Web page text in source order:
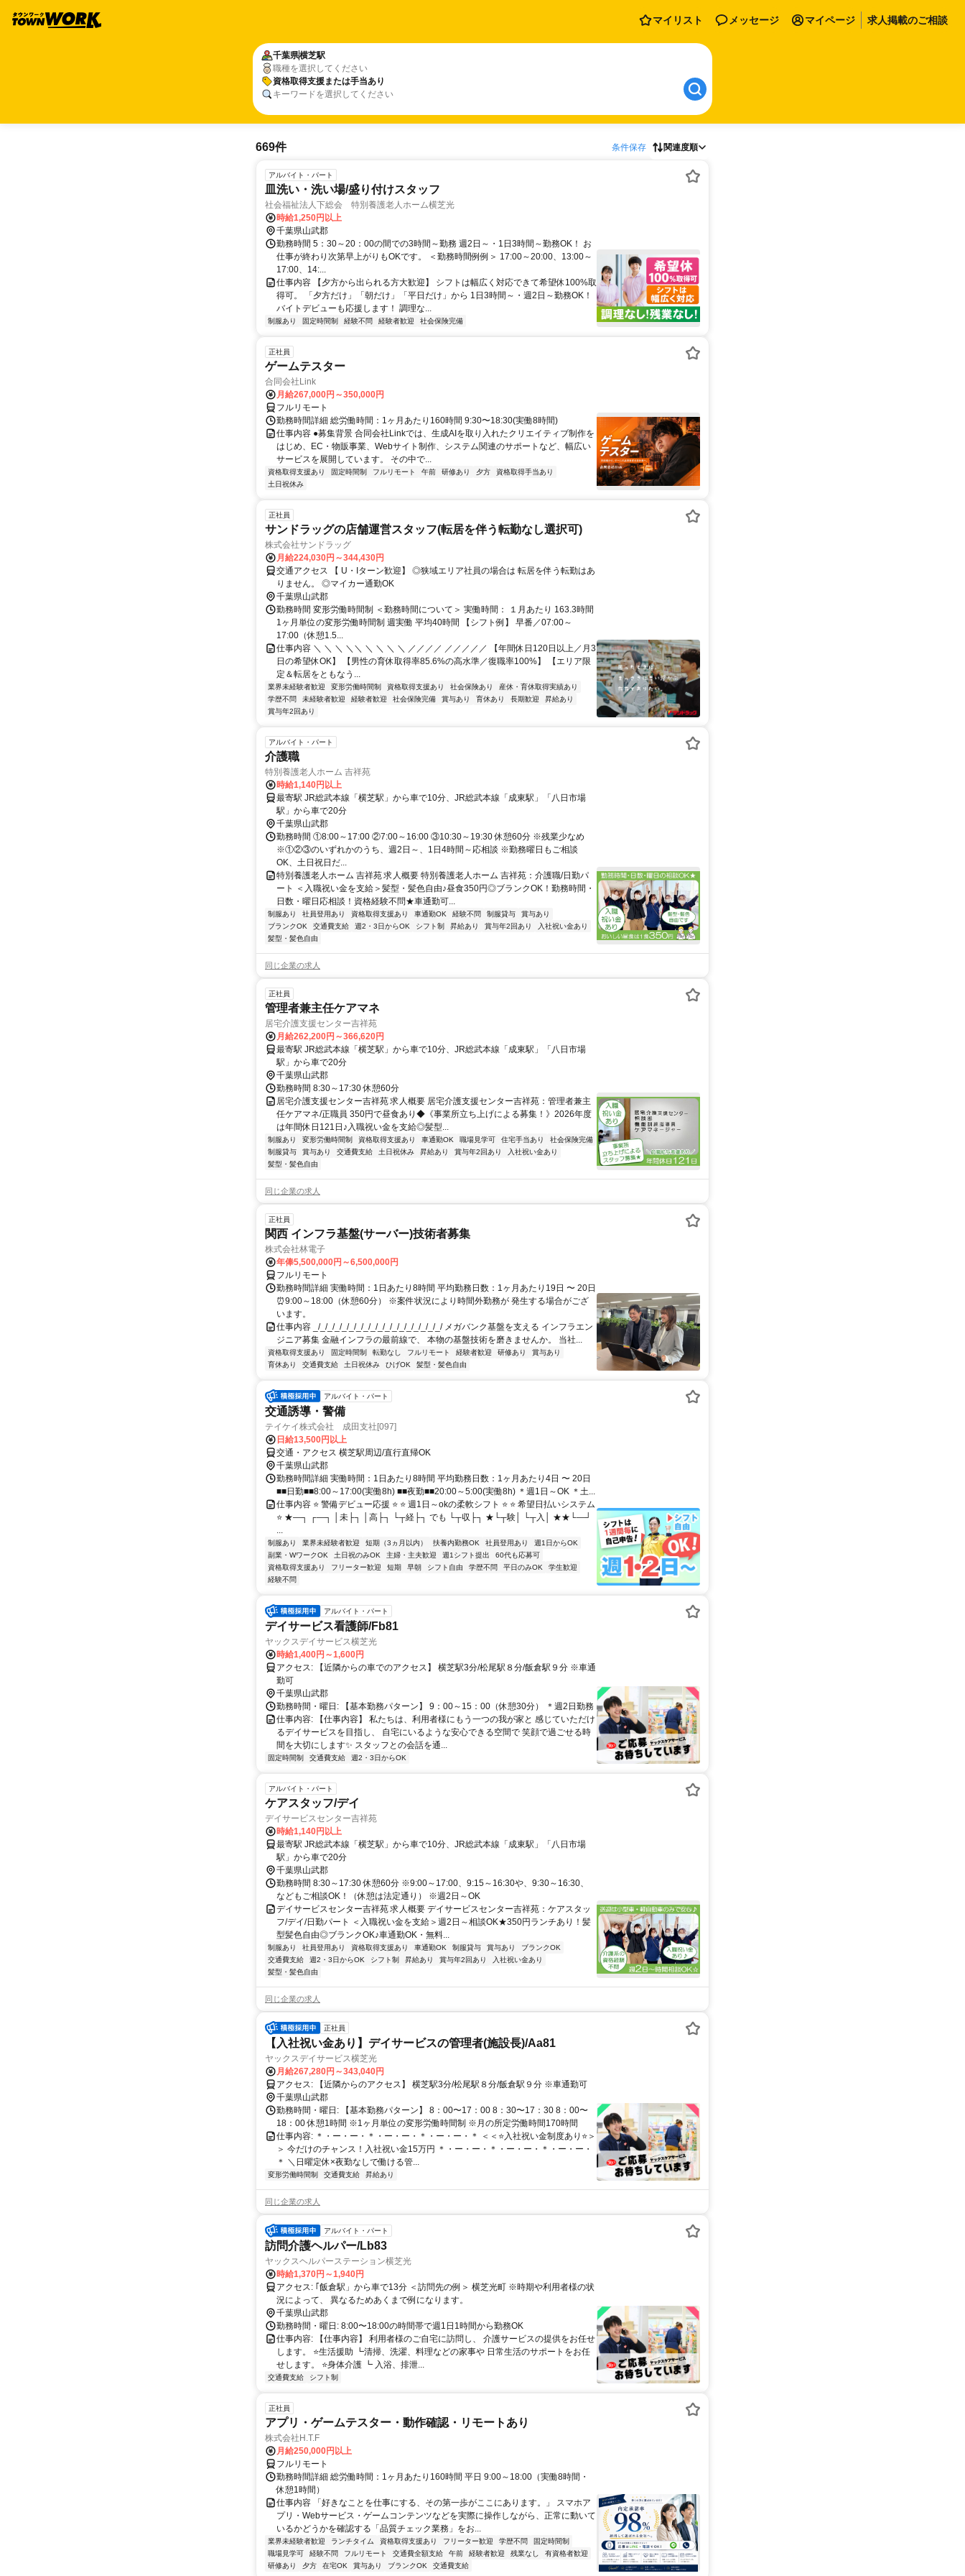
マイリスト メッセージ マイページ 求人掲載のご相談
千葉県横芝駅
職種を選択してください
資格取得支援または手当あり
キーワードを選択してください
669件 条件保存 関連度順
アルバイト・パート
皿洗い・洗い場/盛り付けスタッフ
社会福祉法人下総会 特別養護老人ホーム横芝光
時給1,250円以上
千葉県山武郡
勤務時間 5：30～20：00の間での3時間～勤務 週2日～・1日3時間～勤務OK！ お
仕事が終わり次第早上がりもOKです。 ＜勤務時間例例＞ 17:00～20:00、13:00～
17:00、14:...
仕事内容 【夕方から出られる方大歓迎】 シフトは幅広く対応できて希望休100%取
得可。 「夕方だけ」「朝だけ」「平日だけ」から 1日3時間～・週2日～勤務OK！
バイトデビューも応援します！ 調理な...
制服あり 固定時間制 経験不問 経験者歓迎 社会保険完備
正社員
ゲームテスター
合同会社Link
月給267,000円～350,000円
フルリモート
勤務時間詳細 総労働時間：1ヶ月あたり160時間 9:30〜18:30(実働8時間)
仕事内容 ●募集背景 合同会社Linkでは、生成AIを取り入れたクリエイティブ制作を
はじめ、EC・物販事業、Webサイト制作、システム関連のサポートなど、幅広い
サービスを展開しています。 その中で...
資格取得支援あり 固定時間制 フルリモート 午前 研修あり 夕方
資格取得手当あり
土日祝休み
正社員
サンドラッグの店舗運営スタッフ(転居を伴う転勤なし選択可)
株式会社サンドラッグ
月給224,030円～344,430円
交通アクセス 【 U・Iターン歓迎】 ◎狭域エリア社員の場合は 転居を伴う転勤はあ
りません。 ◎マイカー通勤OK
千葉県山武郡
勤務時間 変形労働時間制 ＜勤務時間について＞ 実働時間： １月あたり 163.3時間
1ヶ月単位の変形労働時間制 週実働 平均40時間 【シフト例】 早番／07:00～
17:00（休憩1.5...
仕事内容 ＼ ＼ ＼ ＼＼ ＼ ＼ ＼ ＼ ／／／／ ／／／／／ 【年間休日120日以上／月3
日の希望休OK】 【男性の育休取得率85.6%の高水準／復職率100%】 【エリア限
定＆転居をともなう...
業界未経験者歓迎 変形労働時間制 資格取得支援あり 社会保険あり
産休・育休取得実績あり
学歴不問
未経験者歓迎 経験者歓迎 社会保険完備 賞与あり 育休あり 長期歓迎
昇給あり
賞与年2回あり
アルバイト・パート
介護職
特別養護老人ホーム 吉祥苑
時給1,140円以上
最寄駅 JR総武本線「横芝駅」から車で10分、JR総武本線「成東駅」「八日市場
駅」から車で20分
千葉県山武郡
勤務時間 ①8:00～17:00 ②7:00～16:00 ③10:30～19:30 休憩60分 ※残業少なめ
※①②③のいずれかのうち、週2日～、1日4時間～応相談 ※勤務曜日もご相談
OK、土日祝日だ...
特別養護老人ホーム 吉祥苑 求人概要 特別養護老人ホーム 吉祥苑：介護職/日勤パ
ート ＜入職祝い金を支給＞髪型・髪色自由♪昼食350円◎ブランクOK！勤務時間・
日数・曜日応相談！資格経験不問★車通勤可...
制服あり 社員登用あり 資格取得支援あり 車通勤OK 経験不問 制服貸与
賞与あり
ブランクOK
交通費支給 週2・3日からOK シフト制 昇給あり 賞与年2回あり
入社祝い金あり
髪型・髪色自由
同じ企業の求人
正社員
管理者兼主任ケアマネ
居宅介護支援センター吉祥苑
月給262,200円～366,620円
最寄駅 JR総武本線「横芝駅」から車で10分、JR総武本線「成東駅」「八日市場
駅」から車で20分
千葉県山武郡
勤務時間 8:30～17:30 休憩60分
居宅介護支援センター吉祥苑 求人概要 居宅介護支援センター吉祥苑：管理者兼主
任ケアマネ/正職員 350円で昼食あり◆《事業所立ち上げによる募集！》2026年度
は年間休日121日♪入職祝い金を支給◎髪型...
制服あり 変形労働時間制 資格取得支援あり 車通勤OK 職場見学可 住宅手当あり
社会保険完備
制服貸与
賞与あり 交通費支給 土日祝休み 昇給あり 賞与年2回あり
入社祝い金あり
髪型・髪色自由
同じ企業の求人
正社員
関西 インフラ基盤(サーバー)技術者募集
株式会社林電子
年俸5,500,000円～6,500,000円
フルリモート
勤務時間詳細 実働時間：1日あたり8時間 平均勤務日数：1ヶ月あたり19日 〜 20日
⏰9:00～18:00（休憩60分） ※案件状況により時間外勤務が 発生する場合がござ
います。
仕事内容 _/_/_/_/_/_/_/_/_/_/_/_/_/_/_/_/_/_/ メガバンク基盤を支える インフラエン
ジニア募集 金融インフラの最前線で、 本物の基盤技術を磨きませんか。 当社...
資格取得支援あり 固定時間制 転勤なし フルリモート 経験者歓迎 研修あり
賞与あり
育休あり
交通費支給 土日祝休み ひげOK 髪型・髪色自由
アルバイト・パート
交通誘導・警備
テイケイ株式会社 成田支社[097]
日給13,500円以上
交通・アクセス 横芝駅周辺/直行直帰OK
千葉県山武郡
勤務時間詳細 実働時間：1日あたり8時間 平均勤務日数：1ヶ月あたり4日 〜 20日
■■日勤■■8:00～17:00(実働8h) ■■夜勤■■20:00～5:00(実働8h) ＊週1日～OK ＊土...
仕事内容 ⭐ 警備デビュー応援 ⭐ ⭐ 週1日～okの柔軟シフト ⭐ ⭐ 希望日払いシステム
⭐ ★―┐ ┌―┐ │未├┐ │高├┐ └┬経├┐ でも └┬収├┐ ★└┬験│ └┬入│ ★★└―┘
...
制服あり 業界未経験者歓迎 短期（3ヵ月以内） 扶養内勤務OK 社員登用あり
週1日からOK
副業・WワークOK
土日祝のみOK 主婦・主夫歓迎 週1シフト提出
60代も応募可
資格取得支援あり
フリーター歓迎 短期 早朝 シフト自由 学歴不問 平日のみOK
学生歓迎
経験不問
アルバイト・パート
デイサービス看護師/Fb81
ヤックスデイサービス横芝光
時給1,400円～1,600円
アクセス: 【近隣からの車でのアクセス】 横芝駅3分/松尾駅８分/飯倉駅９分 ※車通
勤可
千葉県山武郡
勤務時間・曜日: 【基本勤務パターン】 9：00～15：00（休憩30分） ＊週2日勤務
仕事内容: 【仕事内容】 私たちは、利用者様にもう一つの我が家と 感じていただけ
るデイサービスを目指し、 自宅にいるような安心できる空間で 笑顔で過ごせる時
間を大切にします✨ スタッフとの会話を通...
固定時間制 交通費支給 週2・3日からOK
アルバイト・パート
ケアスタッフ/デイ
デイサービスセンター吉祥苑
時給1,140円以上
最寄駅 JR総武本線「横芝駅」から車で10分、JR総武本線「成東駅」「八日市場
駅」から車で20分
千葉県山武郡
勤務時間 8:30～17:30 休憩60分 ※9:00～17:00、9:15～16:30や、9:30～16:30、
などもご相談OK！（休憩は法定通り） ※週2日～OK
デイサービスセンター吉祥苑 求人概要 デイサービスセンター吉祥苑：ケアスタッ
フ/デイ/日勤パート ＜入職祝い金を支給＞週2日～相談OK★350円ランチあり！髪
型髪色自由◎ブランクOK♪車通勤OK・無料...
制服あり 社員登用あり 資格取得支援あり 車通勤OK 制服貸与 賞与あり
ブランクOK
交通費支給
週2・3日からOK シフト制 昇給あり 賞与年2回あり
入社祝い金あり
髪型・髪色自由
同じ企業の求人
正社員
【入社祝い金あり】デイサービスの管理者(施設長)/Aa81
ヤックスデイサービス横芝光
月給267,280円～343,040円
アクセス: 【近隣からのアクセス】 横芝駅3分/松尾駅８分/飯倉駅９分 ※車通勤可
千葉県山武郡
勤務時間・曜日: 【基本勤務パターン】 8：00〜17：00 8：30〜17：30 8：00〜
18：00 休憩1時間 ※1ヶ月単位の変形労働時間制 ※月の所定労働時間170時間
仕事内容: ＊・ー・ー・＊・ー・ー・＊・ー・ー・＊ ＜＜⭐️入社祝い金制度あり⭐️＞
＞ 今だけのチャンス！入社祝い金15万円 ＊・ー・ー・＊・ー・ー・＊・ー・ー・
＊ ＼日曜定休×夜勤なしで働ける管...
変形労働時間制 交通費支給 昇給あり
同じ企業の求人
アルバイト・パート
訪問介護ヘルパー/Lb83
ヤックスヘルパーステーション横芝光
時給1,370円～1,940円
アクセス: ｢飯倉駅」から車で13分 ＜訪問先の例＞ 横芝光町 ※時期や利用者様の状
況によって、 異なるためあくまで例になります。
千葉県山武郡
勤務時間・曜日: 8:00〜18:00の時間帯で週1日1時間から勤務OK
仕事内容: 【仕事内容】 利用者様のご自宅に訪問し、 介護サービスの提供をお任せ
します。 ⭐生活援助 ┗清掃、洗濯、料理などの家事や 日常生活のサポートをお任
せします。 ⭐身体介護 ┗ 入浴、排泄...
交通費支給 シフト制
正社員
アプリ・ゲームテスター・動作確認・リモートあり
株式会社H.T.F
月給250,000円以上
フルリモート
勤務時間詳細 総労働時間：1ヶ月あたり160時間 平日 9:00～18:00（実働8時間・
休憩1時間）
仕事内容 「好きなことを仕事にする、その第一歩がここにあります。」 スマホア
プリ・Webサービス・ゲームコンテンツなどを実際に操作しながら、正常に動いて
いるかどうかを確認する「品質チェック業務」をお...
業界未経験者歓迎 ランチタイム 資格取得支援あり フリーター歓迎 学歴不問
固定時間制
職場見学可
経験不問 フルリモート 交通費全額支給 午前 経験者歓迎 残業なし
有資格者歓迎
研修あり
夕方 在宅OK 賞与あり ブランクOK 交通費支給